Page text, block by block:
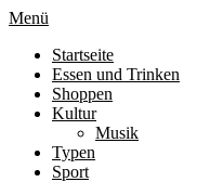
Menü
Startseite
Essen und Trinken
Shoppen
Kultur
Musik
Typen
Sport